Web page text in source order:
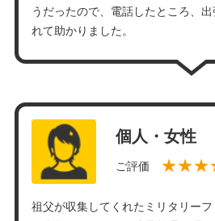
うだったので、電話したところ、
れて助かりました。
個人・女性
ご評価
祖父が収集してくれたミリタリー